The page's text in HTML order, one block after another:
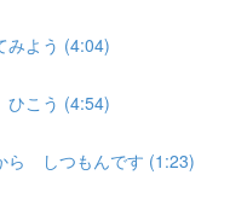
よう (4:04)
こう (4:54)
ら しつもんです (1:23)